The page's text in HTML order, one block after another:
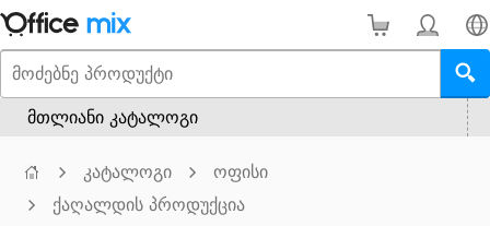
მთლიანი კატალოგი
კატალოგი
ოფისი
ქაღალდის პროდუქცია